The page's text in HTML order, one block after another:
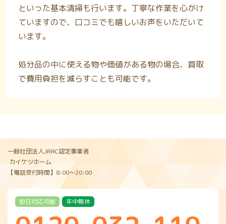
といった基本清掃も行います。丁寧な作業を心がけ
ていますので、口コミでも嬉しいお声をいただいて
います。
処分品の中に使える物や価値がある物の場合、買取
で費用負担を減らすことも可能です。
一般社団法人JRRC認定事業者
カイケツホーム
【電話受付時間】8:00〜20:00
即日対応可能 年中無休